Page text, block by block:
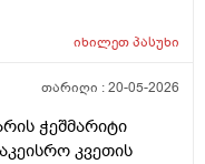
იხილეთპასუხი
თარიღი :20-05-2026
ჭეშმარიტი
კვეთის